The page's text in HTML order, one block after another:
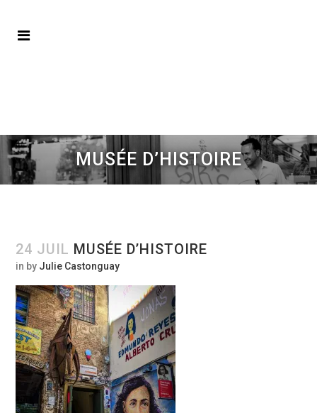
MUSÉE D’HISTOIRE
24 JUIL MUSÉE D’HISTOIRE
in by Julie Castonguay